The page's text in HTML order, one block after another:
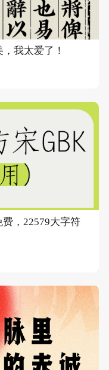
我太爱了！
，22579大字符